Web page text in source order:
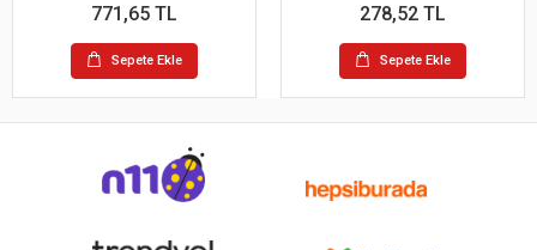
771,65 TL
Sepete Ekle
278,52 TL
Sepete Ekle